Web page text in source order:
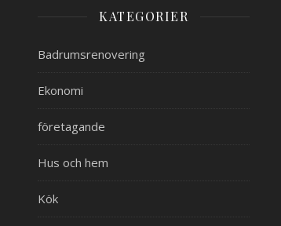
KATEGORIER
Badrumsrenovering
Ekonomi
företagande
Hus och hem
Kök